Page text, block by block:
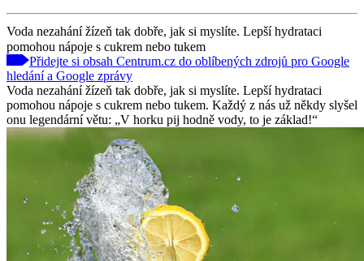
Voda nezahání žízeň tak dobře, jak si myslíte. Lepší hydrataci
pomohou nápoje s cukrem nebo tukem
Přidejte si obsah Centrum.cz do oblíbených zdrojů pro Google
hledání a Google zprávy
Voda nezahání žízeň tak dobře, jak si myslíte. Lepší hydrataci
pomohou nápoje s cukrem nebo tukem. Každý z nás už někdy slyšel
onu legendární větu: „V horku pij hodně vody, to je základ!“